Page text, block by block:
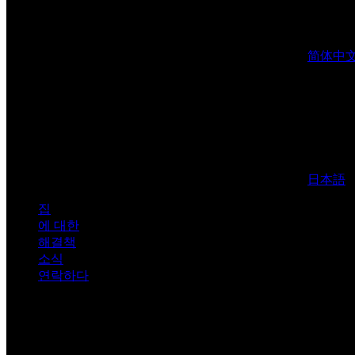
简体中
日本語
집
에 대한
해결책
소식
연락하다